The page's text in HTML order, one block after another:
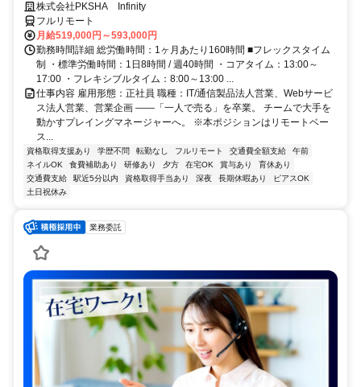
株式会社PKSHA Infinity
フルリモート
月給519,000円～593,000円
勤務時間詳細 総労働時間：1ヶ月あたり160時間 ■フレックスタイム
制 ・標準労働時間：1日8時間 / 週40時間 ・コアタイム：13:00～
17:00 ・フレキシブルタイム：8:00～13:00 ...
仕事内容 雇用形態：正社員 職種：IT/通信製品法人営業、Webサービ
ス法人営業、営業企画 ――「一人で売る」を卒業。 チームで大手を
動かすプレイングマネージャーへ。 ※本ポジションはリモートベー
ス...
資格取得支援あり 学歴不問 転勤なし フルリモート 交通費全額支給
午前
ネイルOK
食費補助あり 研修あり 夕方 在宅OK 賞与あり
育休あり
交通費支給
駅近5分以内 資格取得手当あり 深夜 長期休暇あり
ピアスOK
土日祝休み
業務委託